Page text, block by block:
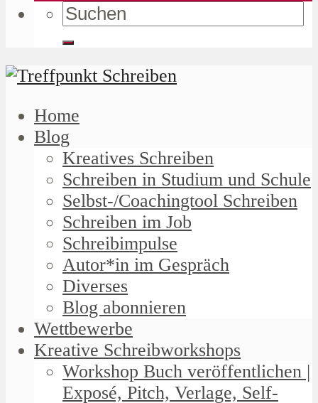
Home
Blog
Kreatives Schreiben
Schreiben in Studium und Schule
Selbst-/Coachingtool Schreiben
Schreiben im Job
Schreibimpulse
Autor*in im Gespräch
Diverses
Blog abonnieren
Wettbewerbe
Kreative Schreibworkshops
Workshop Buch veröffentlichen |
Exposé, Pitch, Verlage, Self-